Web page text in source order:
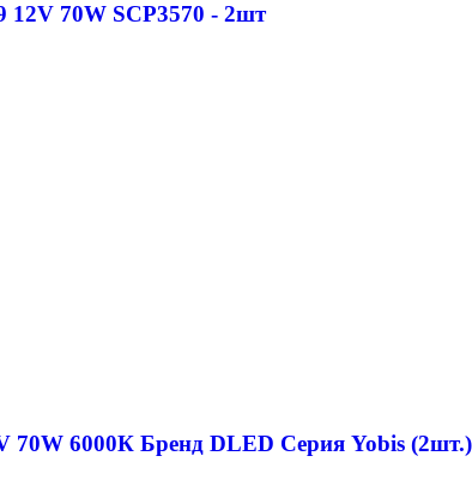
12V 70W SCP3570 - 2шт
6000К Бренд DLED Cерия Yobis (2шт.)